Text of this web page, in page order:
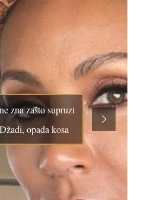
zna zašto supruzi
opada kosa